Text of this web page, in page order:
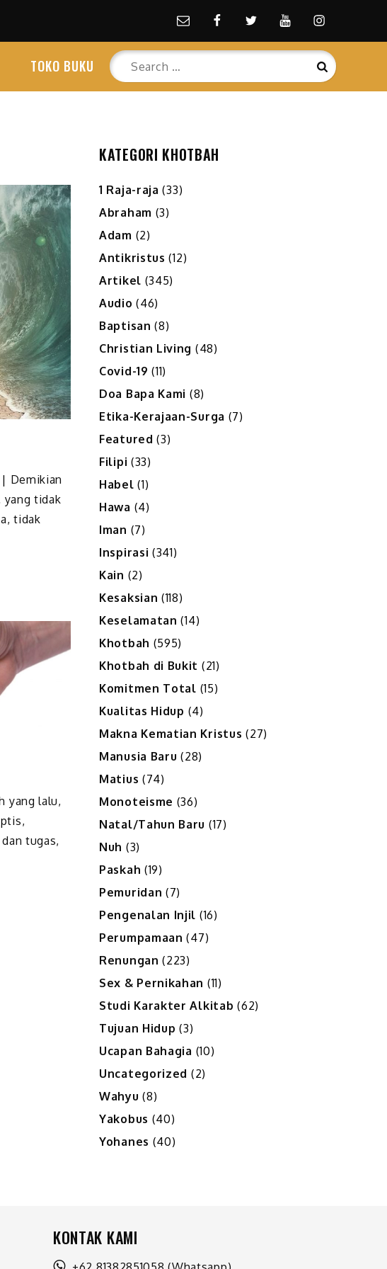
Email facebookTwitterYoutubeInstagram
TOKO BUKU
Search
for:
Search
Demikian
yang tidak
tidak
yang lalu,
tugas,
KATEGORI KHOTBAH
1 Raja-raja (33)
Abraham (3)
Adam (2)
Antikristus (12)
Artikel (345)
Audio (46)
Baptisan (8)
Christian Living (48)
Covid-19 (11)
Doa Bapa Kami (8)
Etika-Kerajaan-Surga (7)
Featured (3)
Filipi (33)
Habel (1)
Hawa (4)
Iman (7)
Inspirasi (341)
Kain (2)
Kesaksian (118)
Keselamatan (14)
Khotbah (595)
Khotbah di Bukit (21)
Komitmen Total (15)
Kualitas Hidup (4)
Makna Kematian Kristus (27)
Manusia Baru (28)
Matius (74)
Monoteisme (36)
Natal/Tahun Baru (17)
Nuh (3)
Paskah (19)
Pemuridan (7)
Pengenalan Injil (16)
Perumpamaan (47)
Renungan (223)
Sex & Pernikahan (11)
Studi Karakter Alkitab (62)
Tujuan Hidup (3)
Ucapan Bahagia (10)
Uncategorized (2)
Wahyu (8)
Yakobus (40)
Yohanes (40)
KONTAK KAMI